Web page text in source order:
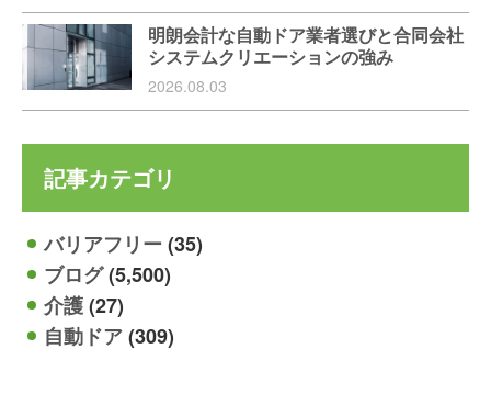
明朗会計な自動ドア業者選びと合同会社
システムクリエーションの強み
2026.08.03
記事カテゴリ
バリアフリー(35)
ブログ(5,500)
介護(27)
自動ドア(309)